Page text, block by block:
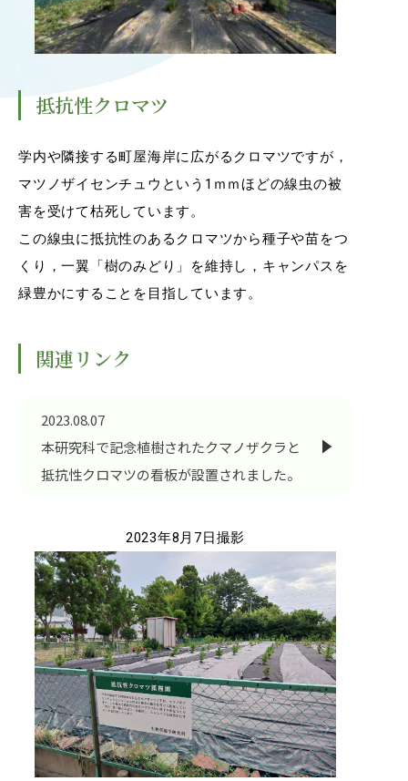
INTERVIEW
学生研究紹介・
インタビュー
学部概要
ACADEMICS
教育（学部・大学院等）
入試情報
CAMPUS LIFE
CENTERS
附属教育研究施設
PAMPHLET
パンフレット
FACULTY
教員一覧
EVENTS
イベントカレンダー
抵抗性クロマツ
学内や隣接する町屋海岸に広がるクロマツですが，
マツノザイセンチュウという1ｍｍほどの線虫の被
害を受けて枯死しています。
この線虫に抵抗性のあるクロマツから種子や苗をつ
くり，一翼「樹のみどり」を維持し，キャンパスを
緑豊かにすることを目指しています。
関連リンク
2023.08.07
本研究科で記念植樹されたクマノザクラと
抵抗性クロマツの看板が設置されました。
2023年8月7日撮影